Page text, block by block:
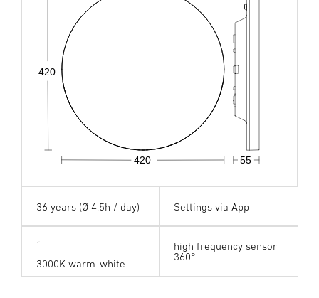
55
420
420
36 years (Ø 4,5h / day) Settings via App
3000K warm-white
high frequency sensor
360°